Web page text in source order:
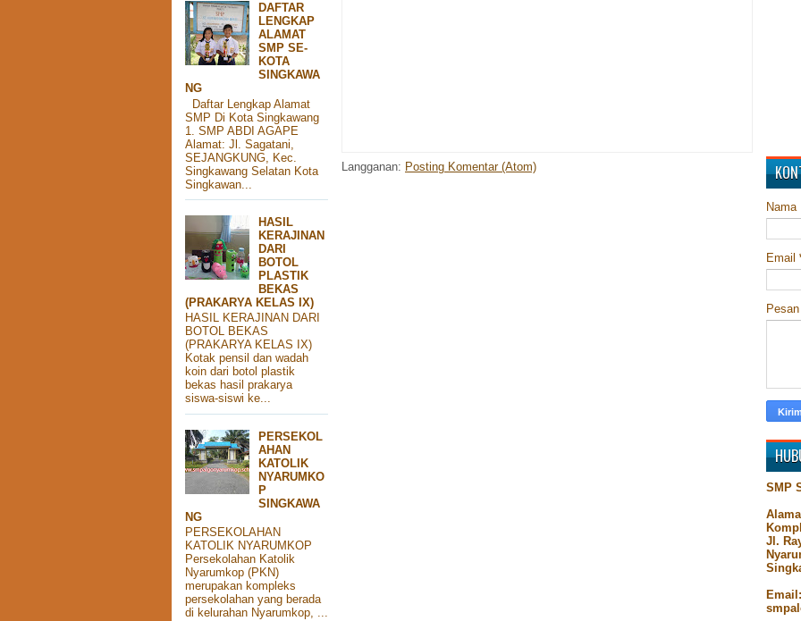
DAFTAR
LENGKAP
ALAMAT
SMP SE-
KOTA
SINGKAWA
NG
Daftar Lengkap Alamat
SMP Di Kota Singkawang
1. SMP ABDI AGAPE
Alamat: Jl. Sagatani,
SEJANGKUNG, Kec.
Singkawang Selatan Kota
Singkawan...
HASIL
KERAJINAN
DARI
BOTOL
PLASTIK
BEKAS
(PRAKARYA KELAS IX)
HASIL KERAJINAN DARI
BOTOL BEKAS
(PRAKARYA KELAS IX)
Kotak pensil dan wadah
koin dari botol plastik
bekas hasil prakarya
siswa-siswi ke...
PERSEKOL
AHAN
KATOLIK
NYARUMKO
P
SINGKAWA
NG
PERSEKOLAHAN
KATOLIK NYARUMKOP
Persekolahan Katolik
Nyarumkop (PKN)
merupakan kompleks
persekolahan yang berada
di kelurahan Nyarumkop, ...
Langganan: Posting Komentar (Atom)
Nama
Email
Pesan
SMP
Jl.
Email: